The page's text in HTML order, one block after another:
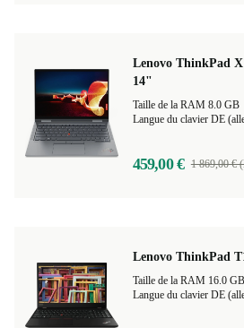
Lenovo ThinkPad
14"
Taille de la RAM 8.0 GB
Langue du clavier DE
459,00 € 1 869,00 €
Lenovo ThinkPad
Taille de la RAM 16.0 GB
Langue du clavier DE